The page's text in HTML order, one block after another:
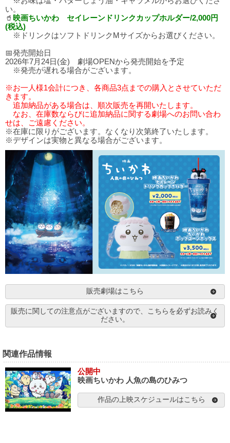
い。
🥤 映画ちいかわ セイレーンドリンクカップホルダー/2,000円
(税込)
※ドリンクはソフトドリンクMサイズからお選びください。
📅発売開始日
2026年7月24日(金) 劇場OPENから発売開始を予定
※発売が遅れる場合がございます。
※お一人様1会計につき、各商品3点までの購入とさせていただ
きます。
追加納品がある場合は、順次販売を再開いたします。
なお、在庫数ならびに追加納品に関する劇場へのお問い合わ
せは、ご遠慮ください。
※在庫に限りがございます。なくなり次第終了いたします。
※デザインは実物と異なる場合がございます。
販売劇場はこちら
販売に関しての注意点がございますので、こちらを必ずお読みく
ださい。
関連作品情報
公開中
映画ちいかわ 人魚の島のひみつ
作品の上映スケジュールはこちら